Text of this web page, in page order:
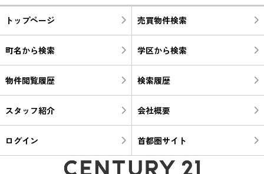
トップページ 売買物件検索
町名から検索 学区から検索
物件閲覧履歴 検索履歴
スタッフ紹介 会社概要
ログイン 首都圏サイト